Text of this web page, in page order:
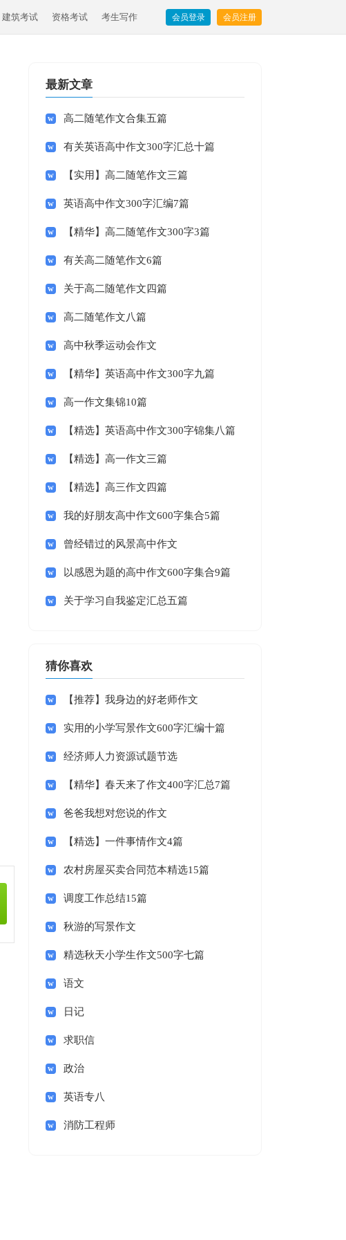
建筑考试 资格考试 考生写作 会员登录 会员注册
最新文章
高二随笔作文合集五篇
有关英语高中作文300字汇总十篇
【实用】高二随笔作文三篇
英语高中作文300字汇编7篇
【精华】高二随笔作文300字3篇
有关高二随笔作文6篇
关于高二随笔作文四篇
高二随笔作文八篇
高中秋季运动会作文
【精华】英语高中作文300字九篇
高一作文集锦10篇
【精选】英语高中作文300字锦集八篇
【精选】高一作文三篇
【精选】高三作文四篇
我的好朋友高中作文600字集合5篇
曾经错过的风景高中作文
以感恩为题的高中作文600字集合9篇
关于学习自我鉴定汇总五篇
猜你喜欢
【推荐】我身边的好老师作文
实用的小学写景作文600字汇编十篇
经济师人力资源试题节选
【精华】春天来了作文400字汇总7篇
爸爸我想对您说的作文
【精选】一件事情作文4篇
农村房屋买卖合同范本精选15篇
调度工作总结15篇
秋游的写景作文
精选秋天小学生作文500字七篇
语文
日记
求职信
政治
英语专八
消防工程师